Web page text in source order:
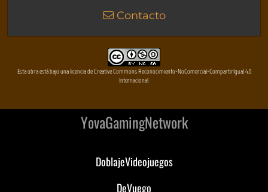
Contacto
Esta obra está bajo una licencia de Creative Commons Reconocimiento-NoComercial-CompartirIgual 4.0
Internacional
YovaGamingNetwork
DoblajeVideojuegos
DeVuego